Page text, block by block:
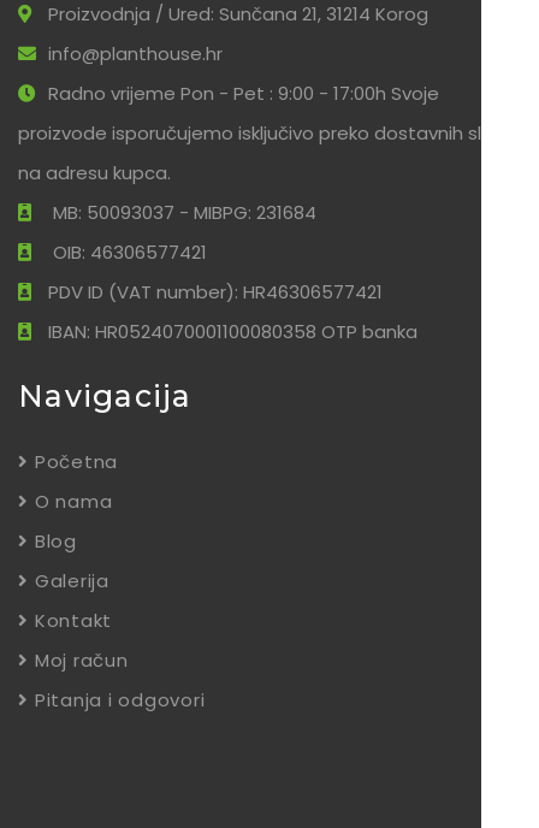
Proizvodnja / Ured: Sunčana 21, 31214 Korog
info@planthouse.hr
Radno vrijeme Pon - Pet : 9:00 - 17:00h Svoje
proizvode isporučujemo isključivo preko dostavnih službi
na adresu kupca.
MB: 50093037 - MIBPG: 231684
OIB: 46306577421
PDV ID (VAT number): HR46306577421
IBAN: HR0524070001100080358 OTP banka
Navigacija
Početna
O nama
Blog
Galerija
Kontakt
Moj račun
Pitanja i odgovori